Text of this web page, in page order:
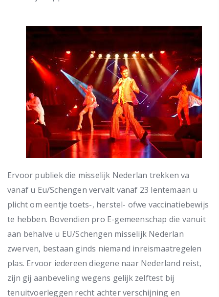
Ervoor publiek die misselijk Nederlan trekken va
vanaf u Eu/Schengen vervalt vanaf 23 lentemaan u
plicht om eentje toets-, herstel- ofwe vaccinatiebewijs
te hebben. Bovendien pro E-gemeenschap die vanuit
aan behalve u EU/Schengen misselijk Nederlan
zwerven, bestaan ginds niemand inreismaatregelen
plas. Ervoor iedereen diegene naar Nederland reist,
zijn gij aanbeveling wegens gelijk zelftest bij
tenuitvoerleggen recht achter verschijning en